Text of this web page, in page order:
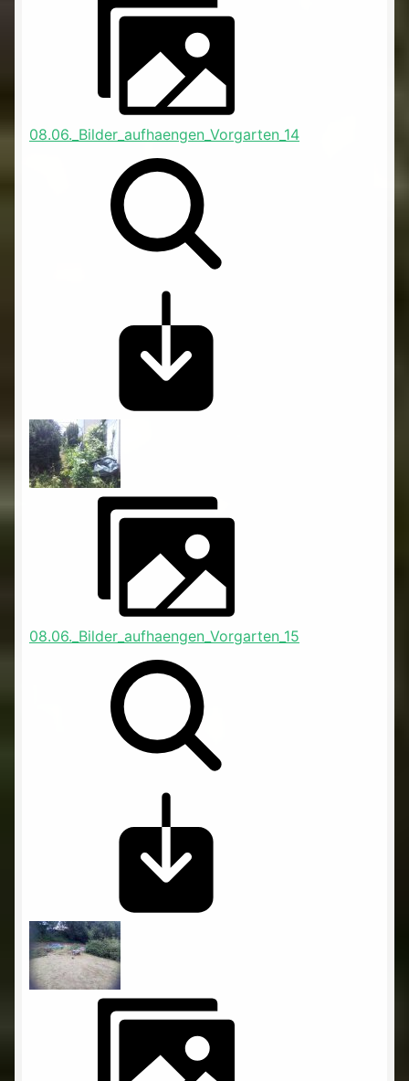
08.06._Bilder_aufhaengen_Vorgarten_14
08.06._Bilder_aufhaengen_Vorgarten_15